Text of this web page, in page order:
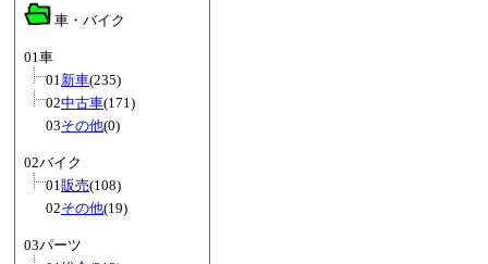
車・バイク
01車
01新車(235)
02中古車(171)
03その他(0)
02バイク
01販売(108)
02その他(19)
03パーツ